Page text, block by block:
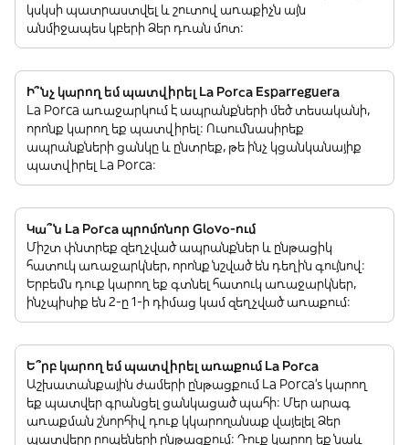
կսկսի պատրաստվել և շուտով առաքիչն այն
անմիջապես կբերի Ձեր դռան մոտ:
Ի՞նչ կարող եմ պատվիրել La Porca Esparreguera
La Porca առաջարկում է ապրանքների մեծ տեսականի,
որոնք կարող եք պատվիրել: Ուսումնասիրեք
ապրանքների ցանկը և ընտրեք, թե ինչ կցանկանայիք
պատվիրել La Porca:
Կա՞ն La Porca պրոմոնոր Glovo-ում
Միշտ փնտրեք զեղչված ապրանքներ և ընթացիկ
հատուկ առաջարկներ, որոնք նշված են դեղին գույնով:
Երբեմն դուք կարող եք գտնել հատուկ առաջարկներ,
ինչպիսիք են 2-ը 1-ի դիմաց կամ զեղչված առաքում:
Ե՞րբ կարող եմ պատվիրել առաքում La Porca
Աշխատանքային ժամերի ընթացքում La Porca’s կարող
եք պատվեր գրանցել ցանկացած պահի: Մեր արագ
առաքման շնորհիվ դուք կկարողանաք վայելել Ձեր
պատվերը րոպեների ընթացքում: Դուք կարող եք նաև